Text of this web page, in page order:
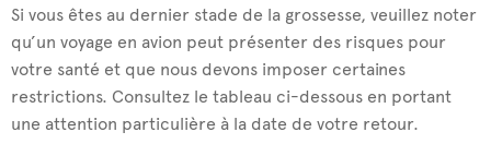
Si vous êtes au dernier stade de la grossesse, veuillez noter
qu’un voyage en avion peut présenter des risques pour
votre santé et que nous devons imposer certaines
restrictions. Consultez le tableau ci-dessous en portant
une attention particulière à la date de votre retour.